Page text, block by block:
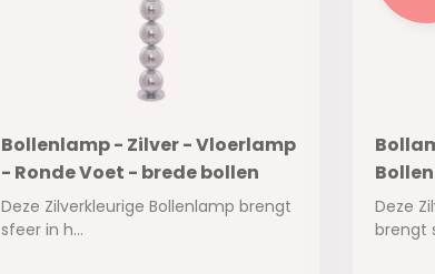
Bollenlamp - Zilver - Vloerlamp
- Ronde Voet - brede bollen
Deze Zilverkleurige Bollenlamp brengt
sfeer in h...
Deze
brengt